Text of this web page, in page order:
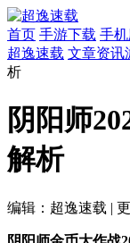
首页 手游下载 手机
超逸速载 文章资讯
析
阴阳师
解析
编辑：超逸速载 |